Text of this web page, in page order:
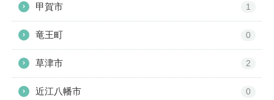
› 甲賀市 1
› 竜王町 0
› 草津市 2
› 近江八幡市 0